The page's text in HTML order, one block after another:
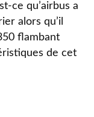
ce qu’airbus a
alors qu’il
flambant
de cet